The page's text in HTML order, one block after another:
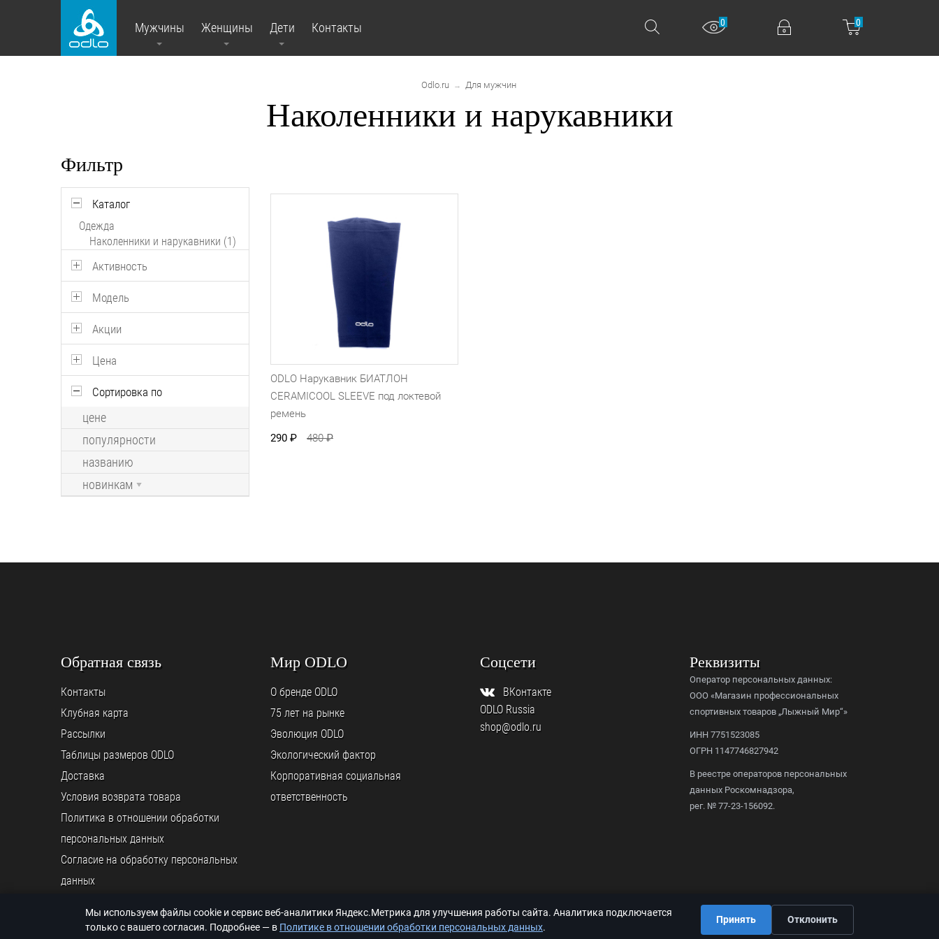
Мужчины Женщины Дети Контакты 0
0
Odlo.ru → Для мужчин
Наколенники и нарукавники
Фильтр
Каталог
Одежда
Наколенники и нарукавники (1)
Активность
Модель
Акции
Цена
Сортировка по
цене
популярности
названию
новинкам
ODLO Нарукавник БИАТЛОН
CERAMICOOL SLEEVE под локтевой
ремень
290 ₽ 480₽
Обратная связь
Контакты
Клубная карта
Рассылки
Таблицы размеров ODLO
Доставка
Условия возврата товара
Политика в отношении обработки
персональных данных
Согласие на обработку персональных
данных
Мир ODLO
О бренде ODLO
75 лет на рынке
Эволюция ODLO
Экологический фактор
Корпоративная социальная
ответственность
Соцсети
ВКонтакте
ODLO Russia
shop@odlo.ru
Реквизиты
Оператор персональных данных:
ООО «Магазин профессиональных
спортивных товаров „Лыжный Мир“»
ИНН 7751523085
ОГРН 1147746827942
В реестре операторов персональных
данных Роскомнадзора,
рег. № 77-23-156092.
© ООО «ODLO.RU», 2026
© K back && front ends programming
Мы используем файлы cookie и сервис веб-аналитики Яндекс.Метрика для улучшения работы сайта. Аналитика подключается
только с вашего согласия. Подробнее — в Политике в отношении обработки персональных данных.
Принять Отклонить